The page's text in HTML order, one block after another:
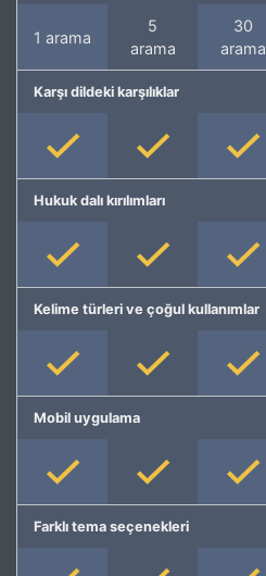
1 arama
5
arama
30
arama
Karşı dildeki karşılıklar
Hukuk dalı kırılımları
Kelime türleri ve çoğul kullanımlar
Mobil uygulama
Farklı tema seçenekleri